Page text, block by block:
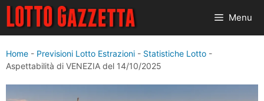
Vai
contenuto
Menu
Home - Previsioni Lotto Estrazioni - Statistiche Lotto -
Aspettabilità di VENEZIA del 14/10/2025